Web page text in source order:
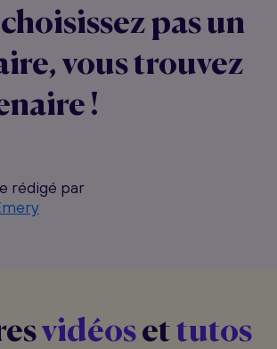
pas un
vous trouvez
!
rédigé par
vidéosettutos